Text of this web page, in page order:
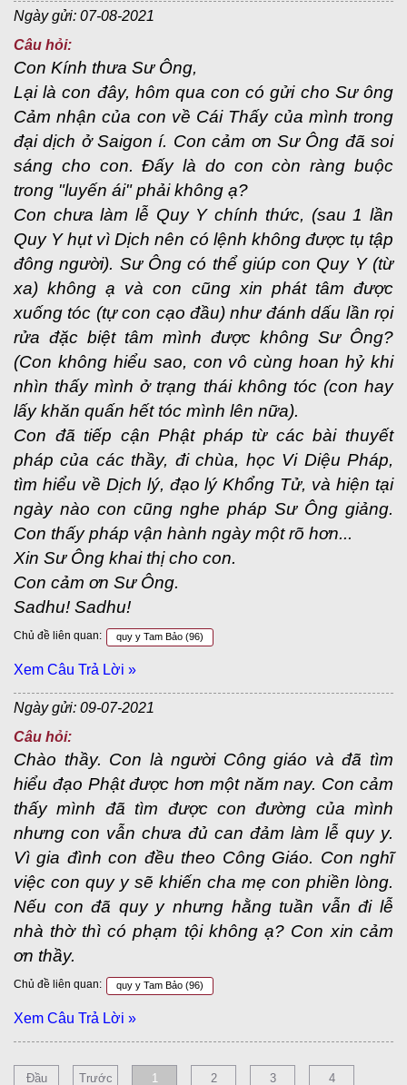
Ngày gửi: 07-08-2021
Câu hỏi:
Con Kính thưa Sư Ông,
Lại là con đây, hôm qua con có gửi cho Sư ông
Cảm nhận của con về Cái Thấy của mình trong
đại dịch ở Saigon í. Con cảm ơn Sư Ông đã soi
sáng cho con. Đấy là do con còn ràng buộc
trong "luyến ái" phải không ạ?
Con chưa làm lễ Quy Y chính thức, (sau 1 lần
Quy Y hụt vì Dịch nên có lệnh không được tụ tập
đông người). Sư Ông có thể giúp con Quy Y (từ
xa) không ạ và con cũng xin phát tâm được
xuống tóc (tự con cạo đầu) như đánh dấu lần rọi
rửa đặc biệt tâm mình được không Sư Ông?
(Con không hiểu sao, con vô cùng hoan hỷ khi
nhìn thấy mình ở trạng thái không tóc (con hay
lấy khăn quấn hết tóc mình lên nữa).
Con đã tiếp cận Phật pháp từ các bài thuyết
pháp của các thầy, đi chùa, học Vi Diệu Pháp,
tìm hiểu về Dịch lý, đạo lý Khổng Tử, và hiện tại
ngày nào con cũng nghe pháp Sư Ông giảng.
Con thấy pháp vận hành ngày một rõ hơn...
Xin Sư Ông khai thị cho con.
Con cảm ơn Sư Ông.
Sadhu! Sadhu!
Chủ đề liên quan: quy y Tam Bảo (96)
Xem Câu Trả Lời »
Ngày gửi: 09-07-2021
Câu hỏi:
Chào thầy. Con là người Công giáo và đã tìm
hiểu đạo Phật được hơn một năm nay. Con cảm
thấy mình đã tìm được con đường của mình
nhưng con vẫn chưa đủ can đảm làm lễ quy y.
Vì gia đình con đều theo Công Giáo. Con nghĩ
việc con quy y sẽ khiến cha mẹ con phiền lòng.
Nếu con đã quy y nhưng hằng tuần vẫn đi lễ
nhà thờ thì có phạm tội không ạ? Con xin cảm
ơn thầy.
Chủ đề liên quan: quy y Tam Bảo (96)
Xem Câu Trả Lời »
Đầu Trước 1 2 3 4